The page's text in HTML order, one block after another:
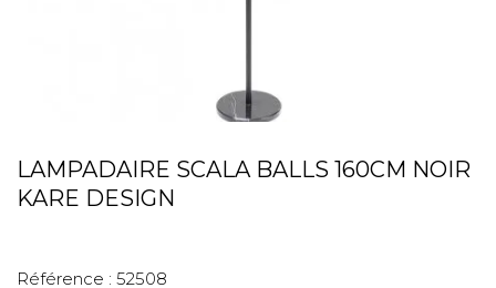
LAMPADAIRE SCALA BALLS 160CM NOIR
KARE DESIGN
Référence : 52508